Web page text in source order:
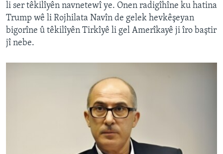
li ser têkilîyên navnetewî ye. Onen radigîhîne ku hatina
Trump wê li Rojhilata Navîn de gelek hevkêşeyan
bigorîne û têkilîyên Tirkîyê li gel Amerîkayê ji îro baştir
jî nebe.